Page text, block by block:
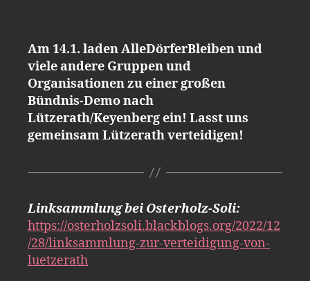
Am 14.1. laden AlleDörferBleiben und
viele andere Gruppen und
Organisationen zu einer großen
Bündnis-Demo nach
Lützerath/Keyenberg ein! Lasst uns
gemeinsam Lützerath verteidigen!
Linksammlung bei Osterholz-Soli:
https://osterholzsoli.blackblogs.org/2022/12
/28/linksammlung-zur-verteidigung-von-
luetzerath